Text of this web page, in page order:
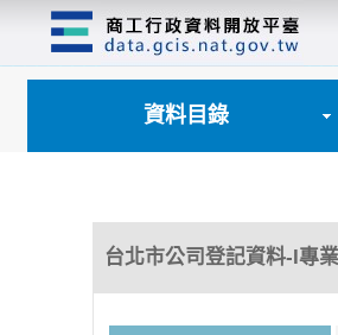
資料目錄
台北市公司登記資料-I專